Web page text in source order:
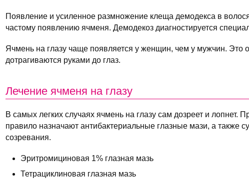
Появление и усиленное размножение клеща демодекса в
частому появлению ячменя. Демодекоз диагностируется
Ячмень на глазу чаще появляется у женщин, чем у мужчин. Это
дотрагиваются руками до глаз.
Лечение ячменя на глазу
В самых легких случаях ячмень на глазу сам дозреет и лопнет.
правило назначают антибактериальные глазные мази, а также
созревания.
Эритромициновая 1% глазная мазь
Тетрациклиновая глазная мазь